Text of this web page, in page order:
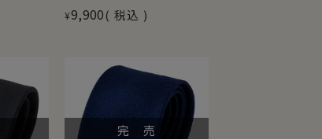
¥9,900 税込
完 売